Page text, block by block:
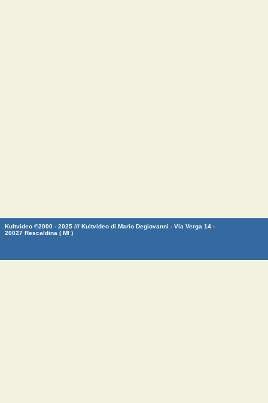
Kultvideo ©2000 - 2025 /// Kultvideo di Mario Degiovanni - Via Verga 14 -
20027 Rescaldina ( MI )